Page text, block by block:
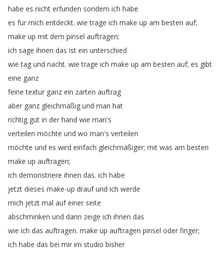
habe es nicht erfunden sondern ich habe
es für mich entdeckt. wie trage ich make up am besten auf;
make up mit dem pinsel auftragen;
ich sage ihnen das ist ein unterschied
wie tag und nacht. wie trage ich make up am besten auf; es gibt
eine ganz
feine textur ganz ein zarten auftrag
aber ganz gleichmäßig und man hat
richtig gut in der hand wie man's
verteilen möchte und wo man's verteilen
möchte und es wird einfach gleichmäßiger; mit was am besten
make up auftragen;
ich demonstriere ihnen das. ich habe
jetzt dieses make-up drauf und ich werde
mich jetzt mal auf einer seite
abschminken und dann zeige ich ihnen das
wie ich das auftragen. make up auftragen pinsel oder finger;
ich habe das bei mir im studio bisher